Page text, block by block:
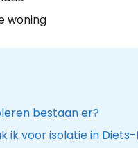
woning
bestaan er?
ik voor isolatie in Diets-